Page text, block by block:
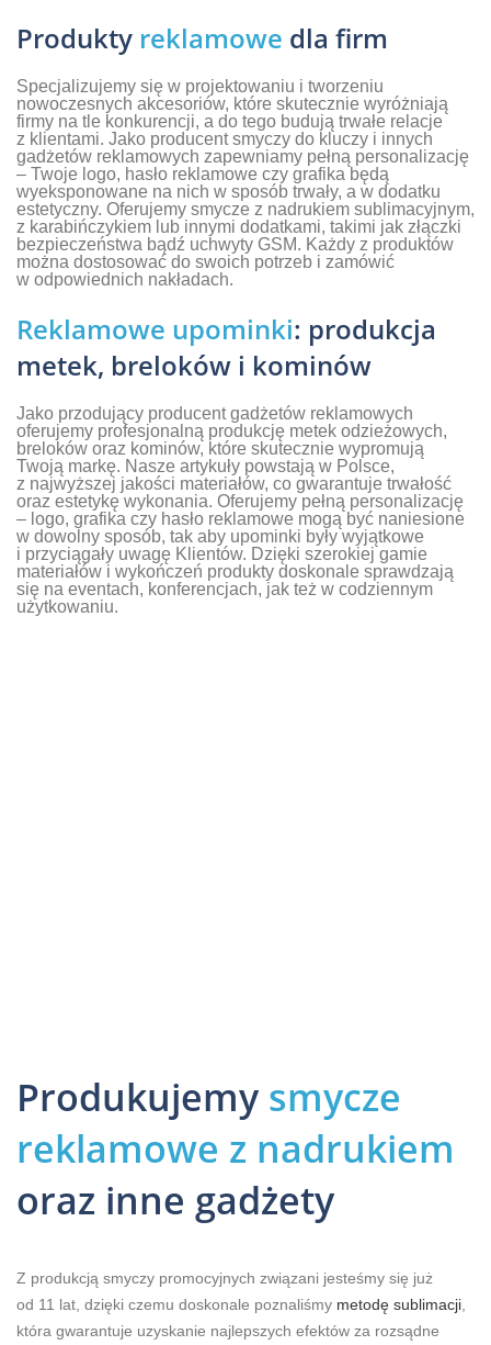
Produkty reklamowe dla firm
Specjalizujemy się w projektowaniu i tworzeniu
nowoczesnych akcesoriów, które skutecznie wyróżniają
firmy na tle konkurencji, a do tego budują trwałe relacje
z klientami. Jako producent smyczy do kluczy i innych
gadżetów reklamowych zapewniamy pełną personalizację
– Twoje logo, hasło reklamowe czy grafika będą
wyeksponowane na nich w sposób trwały, a w dodatku
estetyczny. Oferujemy smycze z nadrukiem sublimacyjnym,
z karabińczykiem lub innymi dodatkami, takimi jak złączki
bezpieczeństwa bądź uchwyty GSM. Każdy z produktów
można dostosować do swoich potrzeb i zamówić
w odpowiednich nakładach.
Reklamowe upominki: produkcja
metek, breloków i kominów
Jako przodujący producent gadżetów reklamowych
oferujemy profesjonalną produkcję metek odzieżowych,
breloków oraz kominów, które skutecznie wypromują
Twoją markę. Nasze artykuły powstają w Polsce,
z najwyższej jakości materiałów, co gwarantuje trwałość
oraz estetykę wykonania. Oferujemy pełną personalizację
– logo, grafika czy hasło reklamowe mogą być naniesione
w dowolny sposób, tak aby upominki były wyjątkowe
i przyciągały uwagę Klientów. Dzięki szerokiej gamie
materiałów i wykończeń produkty doskonale sprawdzają
się na eventach, konferencjach, jak też w codziennym
użytkowaniu.
Produkujemy smycze
reklamowe z nadrukiem
oraz inne gadżety
Z produkcją smyczy promocyjnych związani jesteśmy się już
od 11 lat, dzięki czemu doskonale poznaliśmy metodę sublimacji,
która gwarantuje uzyskanie najlepszych efektów za rozsądne